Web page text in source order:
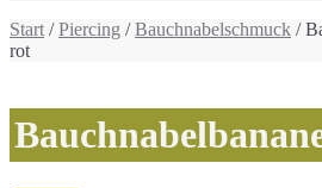
Start /Piercing /Bauchnabelschmuck /
rot